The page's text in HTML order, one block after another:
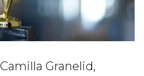
Granelid,